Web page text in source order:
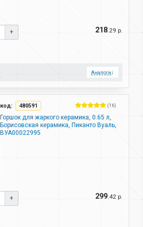
+ 218 .29 р.
Аналоги↓
код: 480591 (16)
Горшок для жаркого керамика, 0.65 л,
Борисовская керамика, Пиканто Вуаль,
ВУА00022995
+ 299 .42 р.